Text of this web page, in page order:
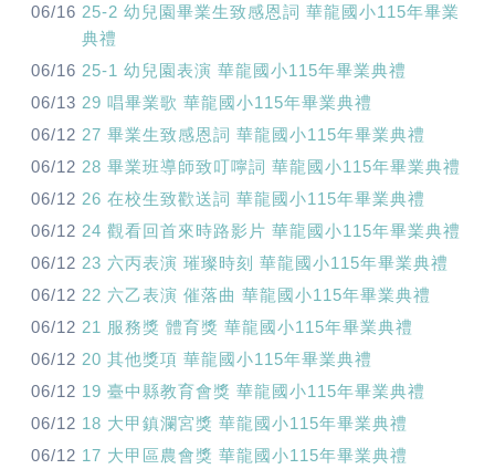
06/16 25-2 幼兒園畢業生致感恩詞 華龍國小115年畢業
典禮
06/16 25-1 幼兒園表演 華龍國小115年畢業典禮
06/13 29 唱畢業歌 華龍國小115年畢業典禮
06/12 27 畢業生致感恩詞 華龍國小115年畢業典禮
06/12 28 畢業班導師致叮嚀詞 華龍國小115年畢業典禮
06/12 26 在校生致歡送詞 華龍國小115年畢業典禮
06/12 24 觀看回首來時路影片 華龍國小115年畢業典禮
06/12 23 六丙表演 璀璨時刻 華龍國小115年畢業典禮
06/12 22 六乙表演 催落曲 華龍國小115年畢業典禮
06/12 21 服務獎 體育獎 華龍國小115年畢業典禮
06/12 20 其他獎項 華龍國小115年畢業典禮
06/12 19 臺中縣教育會獎 華龍國小115年畢業典禮
06/12 18 大甲鎮瀾宮獎 華龍國小115年畢業典禮
06/12 17 大甲區農會獎 華龍國小115年畢業典禮